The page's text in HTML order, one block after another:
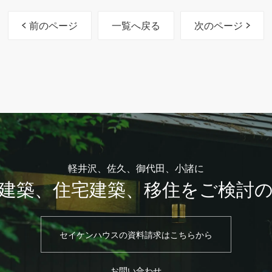
前のページ 一覧へ戻る 次のページ
軽井沢、佐久、御代田、小諸に
築、住宅建築、移住をご検討
セイケンハウスの資料請求はこちらから